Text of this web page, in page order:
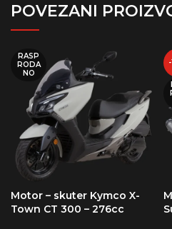
POVEZANI
RASP
RODA
NO
Motor – skuter Kymco X-
Town CT 300 – 276cc